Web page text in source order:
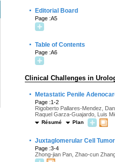
· Editorial Board
Page :A5
· Table of Contents
Page :A6
Clinical Challenges in
· Metastatic Penile
Page :1-2
Rigoberto Pallares-Mendez,
Raquel Garza-Guajardo, Luis
Résumé Plan
· Juxtaglomerular Cell
Page :3-4
Zhong-jian Pan, Zhao-cun